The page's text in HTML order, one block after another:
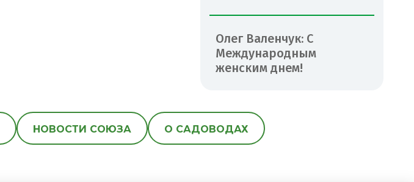
Олег Валенчук: С
Международным
женским днем!
НОВОСТИ СОЮЗА О САДОВОДАХ